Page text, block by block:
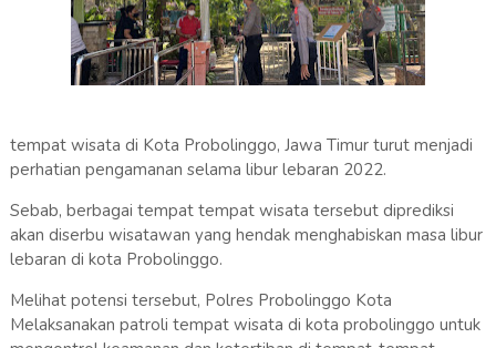
tempat wisata di Kota Probolinggo, Jawa Timur turut menjadi
perhatian pengamanan selama libur lebaran 2022.
Sebab, berbagai tempat tempat wisata tersebut diprediksi
akan diserbu wisatawan yang hendak menghabiskan masa libur
lebaran di kota Probolinggo.
Melihat potensi tersebut, Polres Probolinggo Kota
Melaksanakan patroli tempat wisata di kota probolinggo untuk